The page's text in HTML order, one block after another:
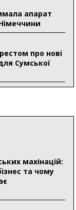
апарат
про нові
Сумської
допомогти
0,2 млрд грн
махінацій:
та чому